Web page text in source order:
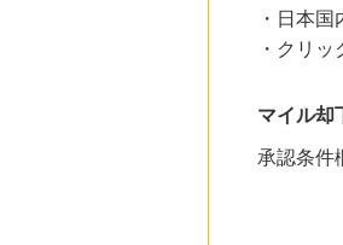
・日本
・クリ
マイル却
承認条件